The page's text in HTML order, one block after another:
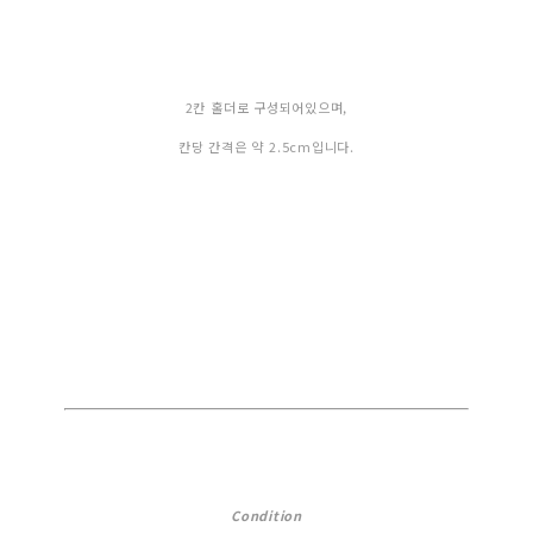
2칸 홀더로 구성되어있으며,
칸당 간격은 약 2.5cm입니다.
Condition